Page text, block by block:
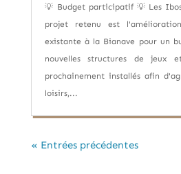
💡 Budget participatif 💡 Les
projet retenu est
existante à la Bianave pour un
nouvelles structures de jeux
prochainement installés afin
loisirs,...
« Entrées précédentes